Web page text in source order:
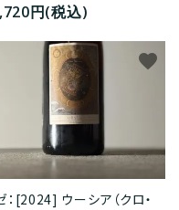
円(税込)
：[2024] ウーシア（クロ・
favorite